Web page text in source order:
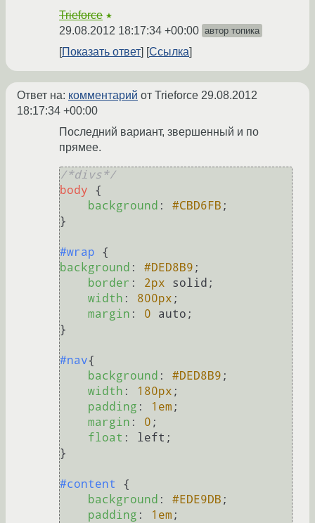
Trieforce ★
29.08.2012 18:17:34 +00:00 автор топика
Показать ответ Ссылка
Ответ на: комментарий от Trieforce 29.08.2012
18:17:34 +00:00
Последний вариант, звершенный и по
прямее.
/*divs*/
body {
background : #CBD6FB ;
}
#wrap
background : #DED8B9 ;
border : 2px solid;
width : 800px ;
margin : 0 auto;
}
#nav{
background : #DED8B9 ;
width : 180px ;
padding : 1em ;
margin : 0 ;
float : left;
}
#content
{
background : #EDE9DB ;
padding : 1em ;